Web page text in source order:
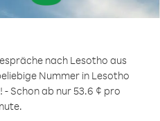
nach Lesotho aus
Nummer in Lesotho
Schon ab nur 53.6 ¢ pro